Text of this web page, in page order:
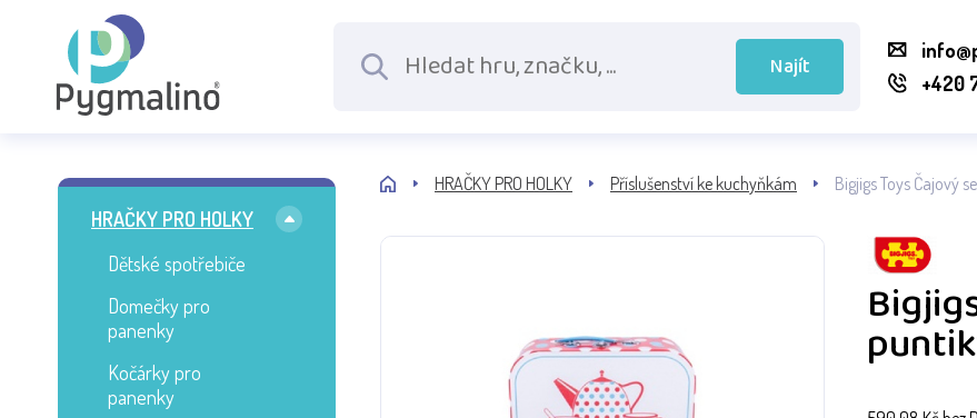
Najít
+420
HRAČKY PRO HOLKY
Dětské spotřebiče
Domečky pro
panenky
Kočárky pro
panenky
HRAČKY PRO HOLKY Příslušenství ke kuchyňkám Bigjigs Toys Čajový